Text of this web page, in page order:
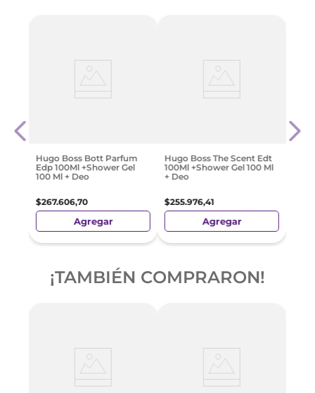
Hugo Boss Bott Parfum
Edp 100Ml +Shower Gel
100 Ml + Deo
$267.606,70
Agregar
Hugo Boss The Scent Edt
100Ml +Shower Gel 100 Ml
+ Deo
$255.976,41
Agregar
¡TAMBIÉN COMPRARON!